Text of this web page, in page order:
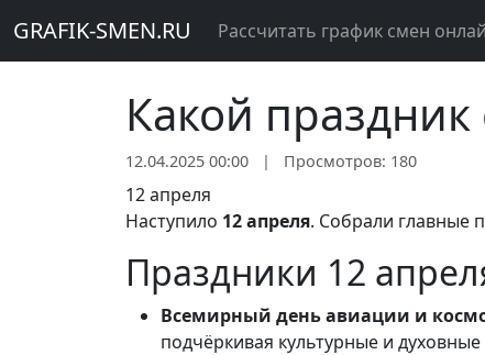
GRAFIK-SMEN.RU Рассчитать график смен
Какой праздник
12.04.2025 00:00 | Просмотров: 180
12 апреля
Наступило 12 апреля. Собрали главные
Праздники 12
Всемирный день авиации и
подчёркивая культурные и